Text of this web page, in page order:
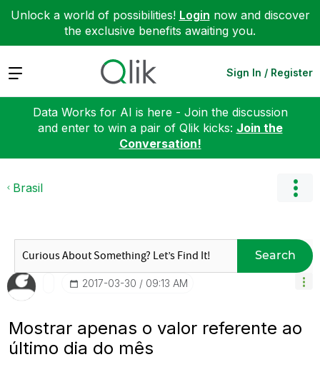
Unlock a world of possibilities! Login now and discover
the exclusive benefits awaiting you.
Expand Sign In / Register
Data Works for AI is here - Join the discussion
and enter to win a pair of Qlik kicks: Join the
Conversation!
Brasil
Search
‎2017-03-30 09:13 AM
Mostrar apenas o valor referente ao
último dia do mês